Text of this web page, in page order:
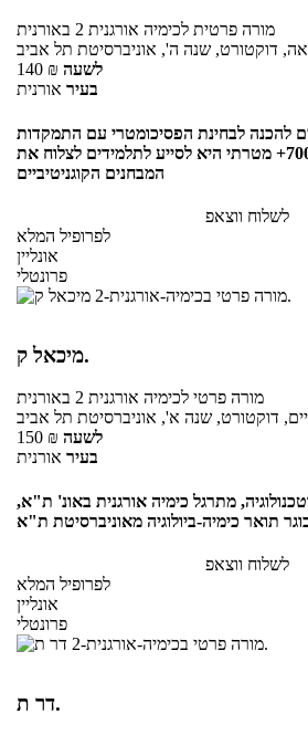
מורה פרטית לכימיה אורגנית 2
באורנית
דוקטורט, שנה ה', אוניברסיטת תל אביב
140 ₪ לשעה
בעיר אורנית
להכנה לבחינת הפסיכומטרי עם התמקדות
בציונים הגבוהים של ה 700+ מטרתי היא לסייע לתלמידים לצלוח את
המבחנים הקוגניטיביים
לשלוח ווצאפ
לפרופיל המלא
אונליין
פרונטלי
מיכאל ק.
מורה פרטי לכימיה אורגנית 2
באורנית
דוקטורט, שנה א', אוניברסיטת תל אביב
150 ₪ לשעה
בעיר אורנית
מתרגל כימיה אורגנית באונ' ת"א,
לשלוח ווצאפ
לפרופיל המלא
אונליין
פרונטלי
דר ת.